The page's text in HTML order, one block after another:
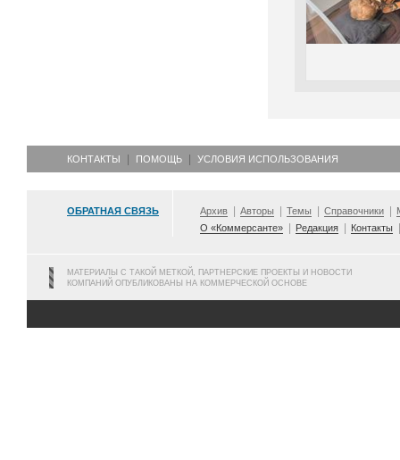
КОНТАКТЫ ПОМОЩЬ УСЛОВИЯ ИСПОЛЬЗОВАНИЯ
ОБРАТНАЯ СВЯЗЬ Архив Авторы Темы Справочники
О «Коммерсанте»
Редакция Контакты
МАТЕРИАЛЫ С ТАКОЙ МЕТКОЙ, ПАРТНЕРСКИЕ ПРОЕКТЫ И НОВОСТИ
КОМПАНИЙ ОПУБЛИКОВАНЫ НА КОММЕРЧЕСКОЙ ОСНОВЕ